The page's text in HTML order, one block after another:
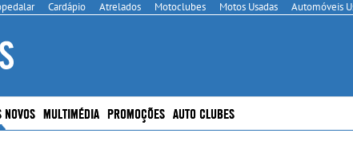
Cardápio Atrelados Motoclubes Motos Usadas Automóveis
NOVOS MULTIMÉDIA PROMOÇÕES AUTO CLUBES